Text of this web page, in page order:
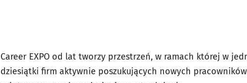
Career EXPO od lat tworzy przestrzeń, w ramach której w
dziesiątki firm aktywnie poszukujących nowych